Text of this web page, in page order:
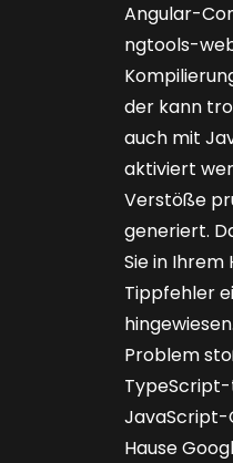
Angular-
ngtools-
der kann
auch mit
aktiviert
Verstöße
generiert.
Sie in
Tippfehler
Problem
JavaScript-
Hause